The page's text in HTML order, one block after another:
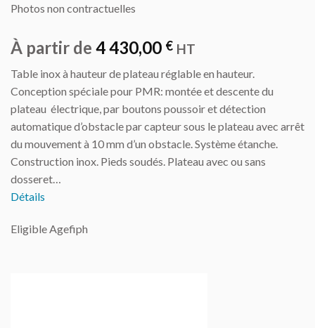
Photos non contractuelles
À partir de 4 430,00 € HT
Table inox à hauteur de plateau réglable en hauteur.
Conception spéciale pour PMR: montée et descente du
plateau électrique, par boutons poussoir et détection
automatique d’obstacle par capteur sous le plateau avec arrêt
du mouvement à 10 mm d’un obstacle. Système étanche.
Construction inox. Pieds soudés. Plateau avec ou sans
dosseret…
Détails
Eligible Agefiph